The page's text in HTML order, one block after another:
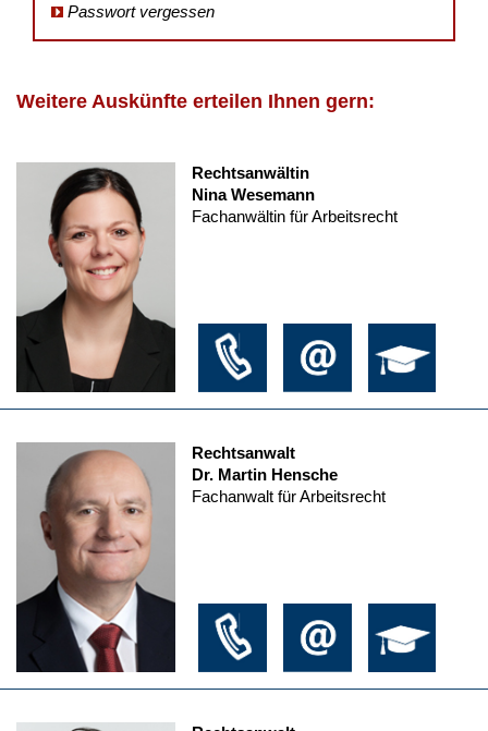
Passwort vergessen
Weitere Auskünfte erteilen Ihnen gern:
Rechtsanwältin
Nina Wesemann
Fachanwältin für Arbeitsrecht
Rechtsanwalt
Dr. Martin Hensche
Fachanwalt für Arbeitsrecht